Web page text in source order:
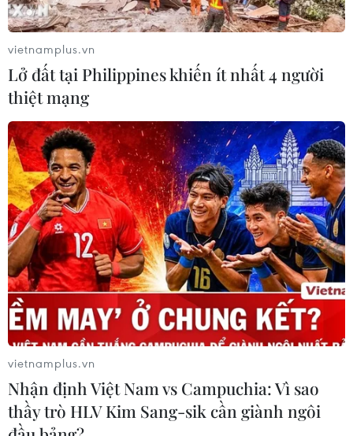
vietnamplus.vn
Lở đất tại Philippines khiến ít nhất 4 người
thiệt mạng
vietnamplus.vn
Nhận định Việt Nam vs Campuchia: Vì sao
thầy trò HLV Kim Sang-sik cần giành ngôi